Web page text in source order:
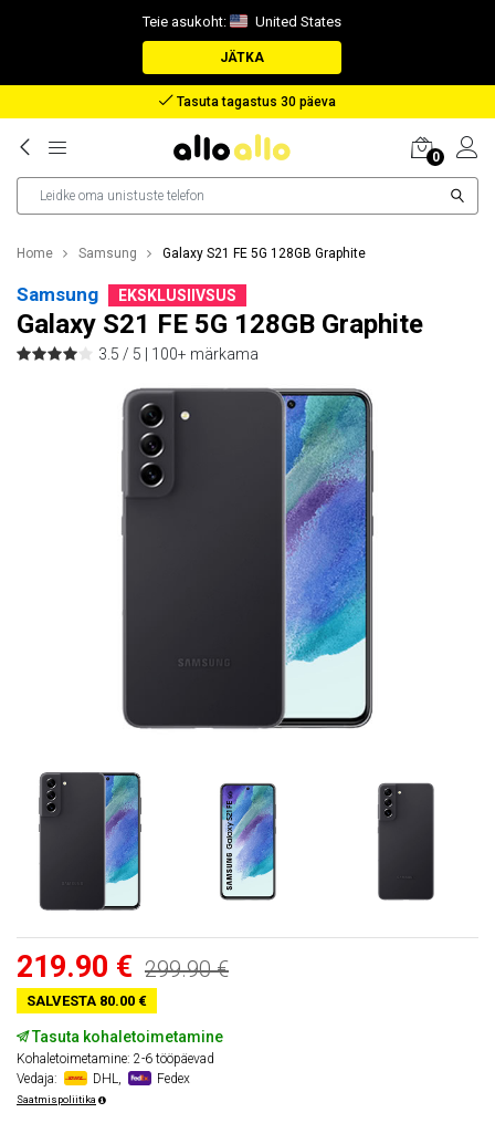
Teie asukoht: United States
JÄTKA
Hüvitis paki kaotamise korral
0
Home Samsung Galaxy S21 FE 5G 128GB Graphite
Samsung EKSKLUSIIVSUS
Galaxy S21 FE 5G 128GB Graphite
3.5 / 5 | 100+ märkama
219.90 € 299.90 €
SALVESTA 80.00 €
Tasuta kohaletoimetamine
Kohaletoimetamine: 2-6 tööpäevad
Vedaja:
DHL, Fedex
Saatmispoliitika